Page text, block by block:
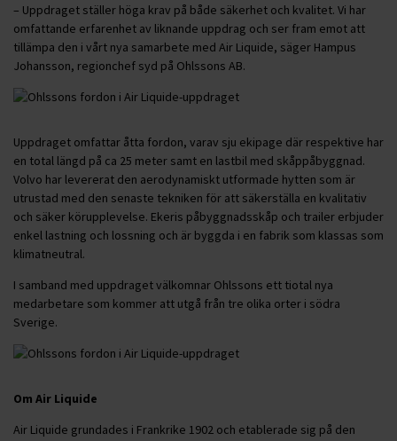
– Uppdraget ställer höga krav på både säkerhet och kvalitet. Vi har
omfattande erfarenhet av liknande uppdrag och ser fram emot att
tillämpa den i vårt nya samarbete med Air Liquide, säger Hampus
Johansson, regionchef syd på Ohlssons AB.
Uppdraget omfattar åtta fordon, varav sju ekipage där respektive har
en total längd på ca 25 meter samt en lastbil med skåppåbyggnad.
Volvo har levererat den aerodynamiskt utformade hytten som är
utrustad med den senaste tekniken för att säkerställa en kvalitativ
och säker körupplevelse. Ekeris påbyggnadsskåp och trailer erbjuder
enkel lastning och lossning och är byggda i en fabrik som klassas som
klimatneutral.
I samband med uppdraget välkomnar Ohlssons ett tiotal nya
medarbetare som kommer att utgå från tre olika orter i södra
Sverige.
Om Air Liquide
Air Liquide grundades i Frankrike 1902 och etablerade sig på den